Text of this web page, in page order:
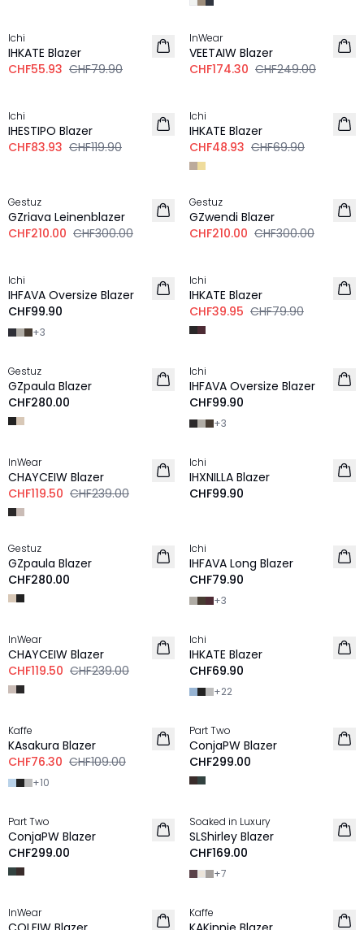
Ichi
IHKATE Blazer
CHF55.93 CHF79.90
LEINEN
-30%
InWear
VEETAIW Blazer
CHF174.30 CHF249.00
Ichi
IHESTIPO Blazer
CHF83.93 CHF119.90
Ichi
IHKATE Blazer
CHF48.93 CHF69.90
LEINEN
Gestuz
GZriava Leinenblazer
CHF210.00 CHF300.00
-30%
Gestuz
GZwendi Blazer
CHF210.00 CHF300.00
NEU
Ichi
IHFAVA Oversize Blazer
CHF99.90
+3
Ichi
IHKATE Blazer
CHF39.95 CHF79.90
NEU
Gestuz
GZpaula Blazer
CHF280.00
NEU
Ichi
IHFAVA Oversize Blazer
CHF99.90
+3
InWear
CHAYCEIW Blazer
CHF119.50 CHF239.00
NEU
Ichi
IHXNILLA Blazer
CHF99.90
NEU
Gestuz
GZpaula Blazer
CHF280.00
NEU
Ichi
IHFAVA Long Blazer
CHF79.90
+3
InWear
CHAYCEIW Blazer
CHF119.50 CHF239.00
Ichi
IHKATE Blazer
CHF69.90
+22
Kaffe
KAsakura Blazer
CHF76.30 CHF109.00
+10
NEU
Part Two
ConjaPW Blazer
CHF299.00
NEU
Part Two
ConjaPW Blazer
CHF299.00
NEU
Soaked in Luxury
SLShirley Blazer
CHF169.00
+7
NEU
InWear NEU
Kaffe